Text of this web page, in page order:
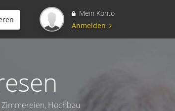
Mein Konto
Anmelden
Hochbau